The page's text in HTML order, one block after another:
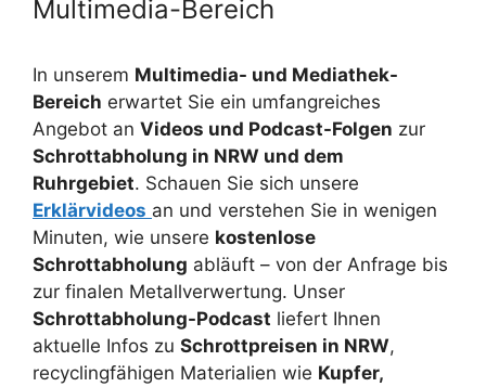
Multimedia-Bereich
In unserem Multimedia- und Mediathek-
Bereich erwartet Sie ein umfangreiches
Angebot an Videos und Podcast-Folgen zur
Schrottabholung in NRW und dem
Ruhrgebiet. Schauen Sie sich unsere
Erklärvideos an und verstehen Sie in wenigen
Minuten, wie unsere kostenlose
Schrottabholung abläuft – von der Anfrage bis
zur finalen Metallverwertung. Unser
Schrottabholung-Podcast liefert Ihnen
aktuelle Infos zu Schrottpreisen in NRW,
recyclingfähigen Materialien wie Kupfer,